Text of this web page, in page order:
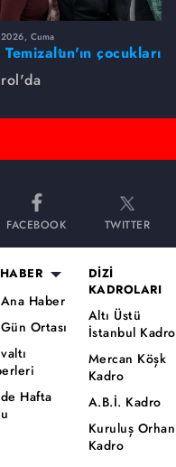
Cuma
çocukları
FACEBOOK TWITTER
Haber
Ortası
Hafta
DİZİ
KADROLARI
Altı Üstü
İstanbul Kadro
Mercan Köşk
Kadro
A.B.İ. Kadro
Kuruluş Orhan
Kadro